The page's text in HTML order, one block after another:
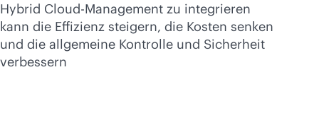
Hybrid Cloud-Management zu integrieren
kann die Effizienz steigern, die Kosten senken
und die allgemeine Kontrolle und Sicherheit
verbessern